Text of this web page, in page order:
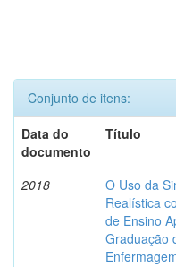
Conjunto de itens:
Data do
documento
Título
2018
O Uso da
Realística
de Ensino
Graduação